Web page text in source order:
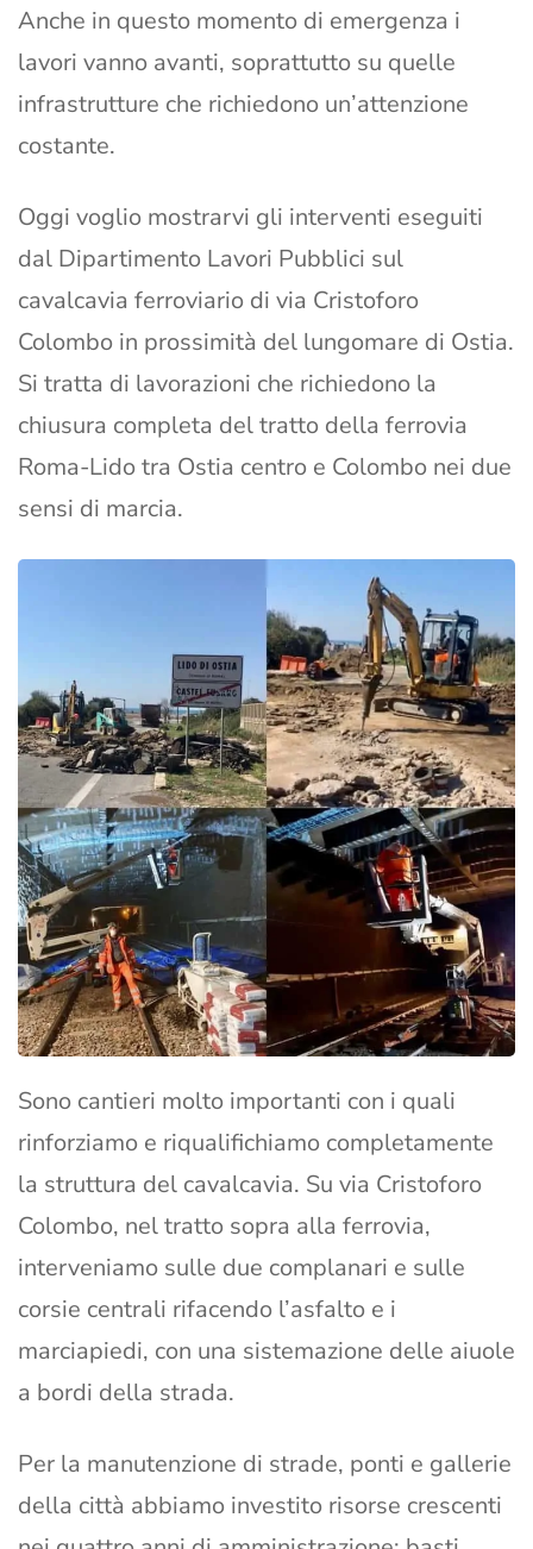
Anche in questo momento di emergenza i
lavori vanno avanti, soprattutto su quelle
infrastrutture che richiedono un’attenzione
costante.
Oggi voglio mostrarvi gli interventi eseguiti
dal Dipartimento Lavori Pubblici sul
cavalcavia ferroviario di via Cristoforo
Colombo in prossimità del lungomare di Ostia.
Si tratta di lavorazioni che richiedono la
chiusura completa del tratto della ferrovia
Roma-Lido tra Ostia centro e Colombo nei due
sensi di marcia.
Sono cantieri molto importanti con i quali
rinforziamo e riqualifichiamo completamente
la struttura del cavalcavia. Su via Cristoforo
Colombo, nel tratto sopra alla ferrovia,
interveniamo sulle due complanari e sulle
corsie centrali rifacendo l’asfalto e i
marciapiedi, con una sistemazione delle aiuole
a bordi della strada.
Per la manutenzione di strade, ponti e gallerie
della città abbiamo investito risorse crescenti